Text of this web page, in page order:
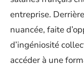
entreprise.
nuancée, faite
d’ingéniosité
accéder à une